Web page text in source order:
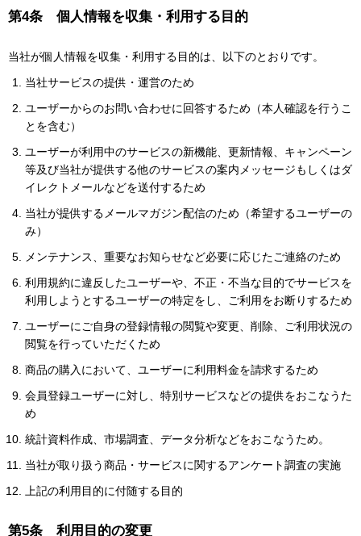
第4条 個人情報を収集・利用する目的
当社が個人情報を収集・利用する目的は、以下のとおりです。
当社サービスの提供・運営のため
ユーザーからのお問い合わせに回答するため（本人確認を行うこ
とを含む）
ユーザーが利用中のサービスの新機能、更新情報、キャンペーン
等及び当社が提供する他のサービスの案内メッセージもしくはダ
イレクトメールなどを送付するため
当社が提供するメールマガジン配信のため（希望するユーザーの
み）
メンテナンス、重要なお知らせなど必要に応じたご連絡のため
利用規約に違反したユーザーや、不正・不当な目的でサービスを
利用しようとするユーザーの特定をし、ご利用をお断りするため
ユーザーにご自身の登録情報の閲覧や変更、削除、ご利用状況の
閲覧を行っていただくため
商品の購入において、ユーザーに利用料金を請求するため
会員登録ユーザーに対し、特別サービスなどの提供をおこなうた
め
統計資料作成、市場調査、データ分析などをおこなうため。
当社が取り扱う商品・サービスに関するアンケート調査の実施
上記の利用目的に付随する目的
第5条 利用目的の変更